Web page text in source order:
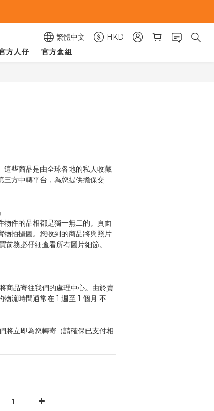
繁體中文
HKD
方人仔 官方盒組
這些商品是由全球各地的私人收藏
三方中轉平台，為您提供擔保交
物件的品相都是獨一無二的。頁面
物拍攝圖。您收到的商品將與照片
前務必仔細查看所有圖片細節。
商品寄往我們的處理中心。由於賣
流時間通常在 1 週至 1 個月 不
將立即為您轉寄（請確保已支付相